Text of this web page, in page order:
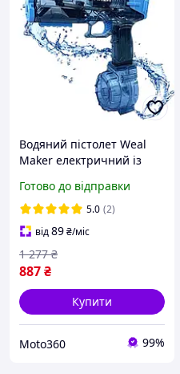
Водяний пістолет Weal
Maker електричний із
заряджання від USB
Синій
Готово до відправки
5.0 (2)
від89₴/міс
887₴
1 277 ₴
Купити
Moto360 99%